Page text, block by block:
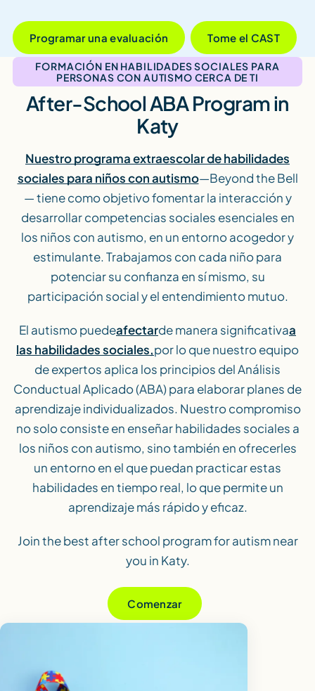
Programar una evaluación Tome el CAST
FORMACIÓN EN HABILIDADES SOCIALES PARA
PERSONAS CON AUTISMO CERCA DE TI
After-School ABA Program in
Katy
Nuestro programa extraescolar de habilidades
sociales para niños con autismo—Beyond the Bell
— tiene como objetivo fomentar la interacción y
desarrollar competencias sociales esenciales en
los niños con autismo, en un entorno acogedor y
estimulante. Trabajamos con cada niño para
potenciar su confianza en sí mismo, su
participación social y el entendimiento mutuo.
El autismo puedeafectarde manera significativaa
las habilidades sociales,por lo que nuestro equipo
de expertos aplica los principios del Análisis
Conductual Aplicado (ABA) para elaborar planes de
aprendizaje individualizados. Nuestro compromiso
no solo consiste en enseñar habilidades sociales a
los niños con autismo, sino también en ofrecerles
un entorno en el que puedan practicar estas
habilidades en tiempo real, lo que permite un
aprendizaje más rápido y eficaz.
Join the best after school program for autism near
you in Katy.
Comenzar